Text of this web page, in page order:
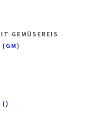
GEMÜSEREIS
)
()